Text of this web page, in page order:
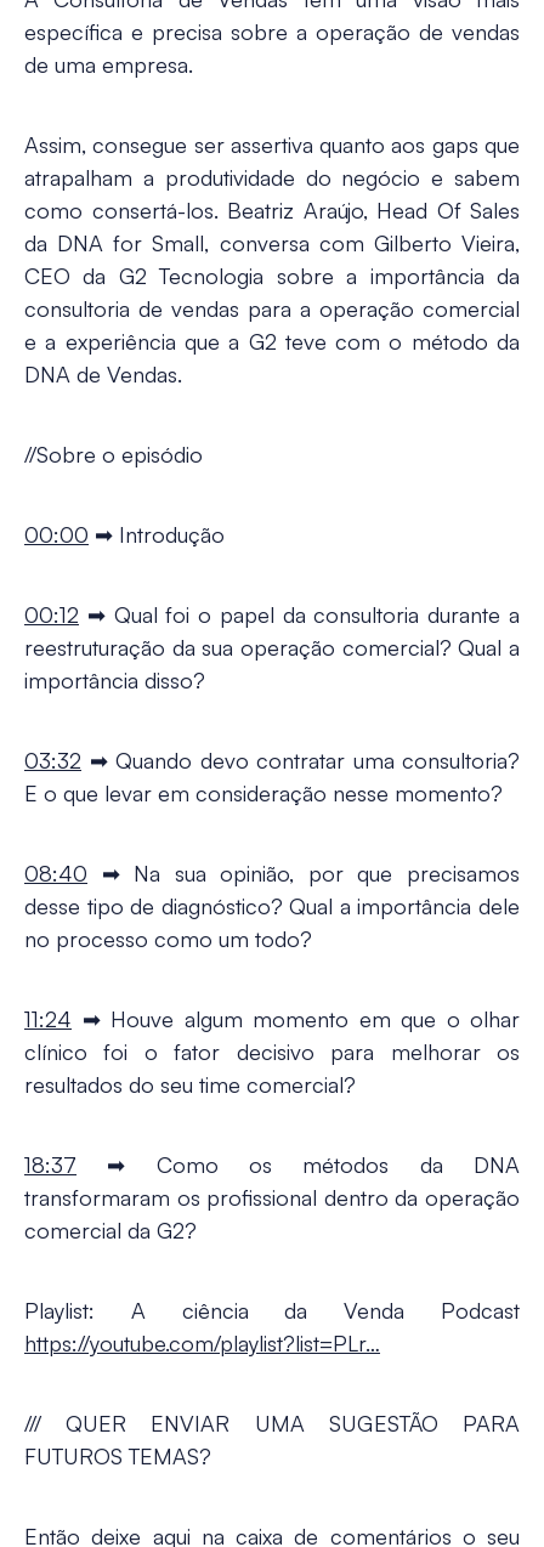
específica e precisa sobre a operação de vendas
de uma empresa.
Assim, consegue ser assertiva quanto aos gaps que
atrapalham a produtividade do negócio e sabem
como consertá-los. Beatriz Araújo, Head Of Sales
da DNA for Small, conversa com Gilberto Vieira,
CEO da G2 Tecnologia sobre a importância da
consultoria de vendas para a operação comercial
e a experiência que a G2 teve com o método da
DNA de Vendas.
//Sobre o episódio
00:00 ➡ Introdução
00:12 ➡ Qual foi o papel da consultoria durante a
reestruturação da sua operação comercial? Qual a
importância disso?
03:32 ➡ Quando devo contratar uma consultoria?
E o que levar em consideração nesse momento?
08:40 ➡ Na sua opinião, por que precisamos
desse tipo de diagnóstico? Qual a importância dele
no processo como um todo?
11:24 ➡ Houve algum momento em que o olhar
clínico foi o fator decisivo para melhorar os
resultados do seu time comercial?
18:37 ➡ Como os métodos da DNA
transformaram os profissional dentro da operação
comercial da G2?
Playlist: A ciência da Venda Podcast
https://youtube.com/playlist?list=PLr…
/// QUER ENVIAR UMA SUGESTÃO PARA
FUTUROS TEMAS?
Então deixe aqui na caixa de comentários o seu